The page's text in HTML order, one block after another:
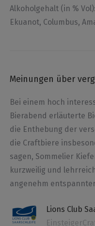
Alkoholgehalt (in %
Ekuanot, Columbus,
Meinungen über
Bei einem hoch
Bierabend erläuterte
die Enthebung der
die Craftbiere
sagen, Sommelier
kurzweilig und
angenehm
Lions Club